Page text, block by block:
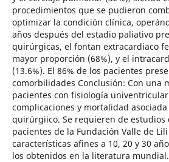
procedimientos que se pudieron
optimizar la condición clínica,
años después del estadio paliativo
quirúrgicas, el fontan extracardiaco
mayor proporción (68%), y el
(13.6%). El 86% de los pacientes
comorbilidades Conclusión: Con una
pacientes con fisiología
complicaciones y mortalidad
quirúrgiico. Se requieren de estudios
pacientes de la Fundación Valle de
características afines a 10, 20 y 30
los obtenidos en la literatura mundial.